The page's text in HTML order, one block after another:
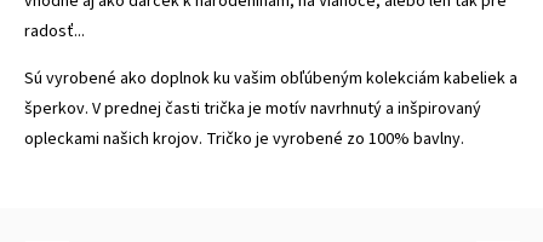
radosť...
Sú vyrobené ako doplnok ku vašim obľúbeným kolekciám kabeliek a
šperkov. V prednej časti trička je motív navrhnutý a inšpirovaný
opleckami našich krojov. Tričko je vyrobené zo 100% bavlny.